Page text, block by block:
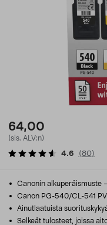
64,00
(sis. ALV:n)
4.6 (80)
Canonin alkuperäismuste
Canon PG-540/CL-541
Ainutlaatuista
Selkeät tulosteet, joissa